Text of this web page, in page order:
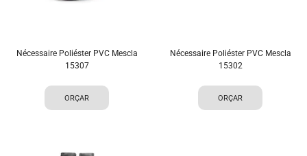
Nécessaire Poliéster PVC Mescla
15307
ORÇAR
Nécessaire Poliéster PVC Mescla
15302
ORÇAR